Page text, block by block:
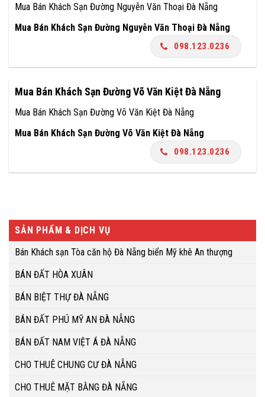
Mua Bán Khách Sạn Đường Nguyễn Văn Thoại Đà Nẵng
Mua Bán Khách Sạn Đường Nguyễn Văn Thoại Đà Nẵng
098.123.0236
Mua Bán Khách Sạn Đường Võ Văn Kiệt Đà Nẵng
Mua Bán Khách Sạn Đường Võ Văn Kiệt Đà Nẵng
Mua Bán Khách Sạn Đường Võ Văn Kiệt Đà Nẵng
098.123.0236
SẢN PHẨM & DỊCH VỤ
Bán Khách sạn Tòa căn hộ Đà Nẵng biển Mỹ khê An thượng
BÁN ĐẤT HÒA XUÂN
BÁN BIỆT THỰ ĐÀ NẴNG
BÁN ĐẤT PHÚ MỸ AN ĐÀ NẴNG
BÁN ĐẤT NAM VIỆT Á ĐÀ NẴNG
CHO THUÊ CHUNG CƯ ĐÀ NẴNG
CHO THUÊ MẶT BẰNG ĐÀ NẴNG